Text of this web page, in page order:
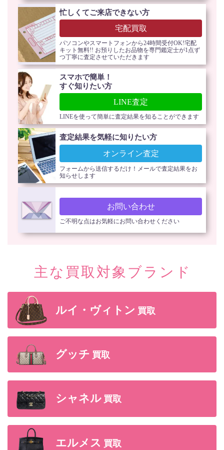
忙しくてご来店できない方
宅配買取
パソコンやスマートフォンから24時間受付OK!宅配
キット無料!! お預りしたお品物を専門鑑定士が1点ず
つ丁寧に査定させていただきます
スマホで簡単！
すぐ知りたい方
LINE査定
LINEを使って簡単に査定結果を知ることができます
査定結果を気軽に知りたい方
オンライン査定
フォームから送信するだけ！メールで査定結果をお
知らせします
お問い合わせ
ご不明な点はお気軽にお問い合わせください
主な買取対象ブランド
ルイ・ヴィトン 買取
グッチ 買取
シャネル 買取
エルメス 買取